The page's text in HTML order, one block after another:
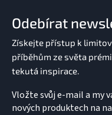
Odebírat
Vložte svůj e-mail a my
nových produktech na